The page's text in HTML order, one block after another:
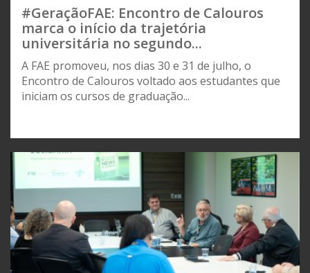
#GeraçãoFAE: Encontro de Calouros
marca o início da trajetória
universitária no segundo...
A FAE promoveu, nos dias 30 e 31 de julho, o
Encontro de Calouros voltado aos estudantes que
iniciam os cursos de graduação...